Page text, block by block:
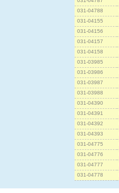
031-04788
031-04155
031-04156
031-04157
031-04158
031-03985
031-03986
031-03987
031-03988
031-04390
031-04391
031-04392
031-04393
031-04775
031-04776
031-04777
031-04778